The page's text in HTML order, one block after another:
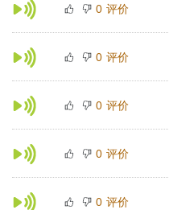
0 评价
0 评价
0 评价
0 评价
0 评价